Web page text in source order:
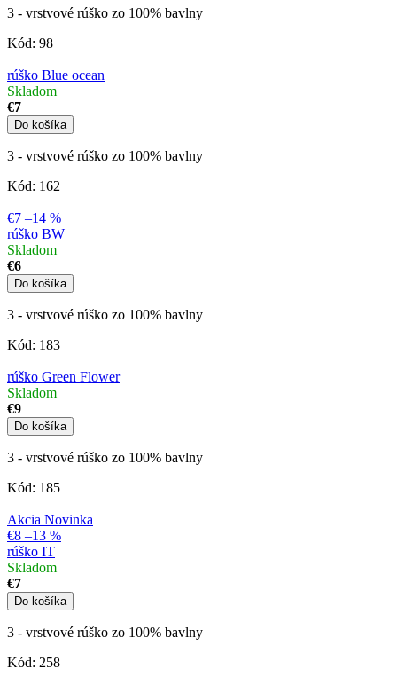
3 - vrstvové rúško zo 100% bavlny
Kód: 98
rúško Blue ocean
Skladom
€7
Do košíka
3 - vrstvové rúško zo 100% bavlny
Kód: 162
€7 –14 %
rúško BW
Skladom
€6
Do košíka
3 - vrstvové rúško zo 100% bavlny
Kód: 183
rúško Green Flower
Skladom
€9
Do košíka
3 - vrstvové rúško zo 100% bavlny
Kód: 185
Akcia Novinka
€8 –13 %
rúško IT
Skladom
€7
Do košíka
3 - vrstvové rúško zo 100% bavlny
Kód: 258